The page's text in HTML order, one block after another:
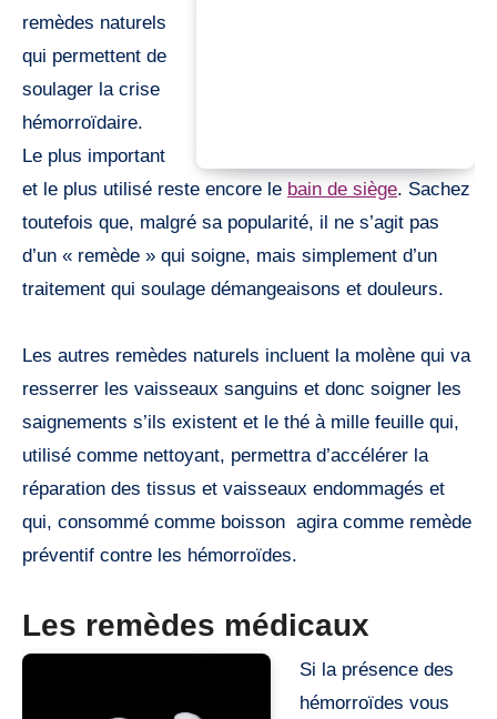
remèdes naturels
qui permettent de
soulager la crise
hémorroïdaire.
Le plus important
et le plus utilisé reste encore le bain de siège. Sachez
toutefois que, malgré sa popularité, il ne s’agit pas
d’un « remède » qui soigne, mais simplement d’un
traitement qui soulage démangeaisons et douleurs.
Les autres remèdes naturels incluent la molène qui va
resserrer les vaisseaux sanguins et donc soigner les
saignements s’ils existent et le thé à mille feuille qui,
utilisé comme nettoyant, permettra d’accélérer la
réparation des tissus et vaisseaux endommagés et
qui, consommé comme boisson agira comme remède
préventif contre les hémorroïdes.
Les remèdes médicaux
Si la présence des
hémorroïdes vous